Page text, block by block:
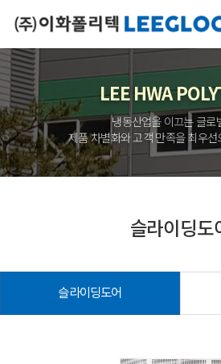
LEE HWA
냉동산업을 이끄는 글로
제품 차별화와 고객 만족을 최우
슬라이딩도
슬라이딩도어